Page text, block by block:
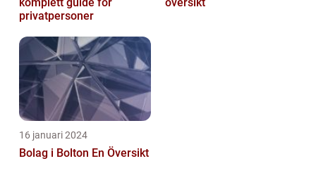
privatpersoner
16 januari 2024
Bolag i Bolton En Översikt